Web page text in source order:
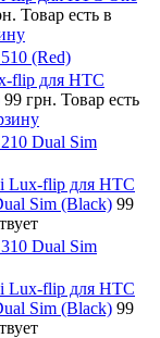
Товар есть в
(Red)
flip для HTC
99 грн. Товар есть
Dual Sim
Lux-flip для HTC
Sim (Black) 99
Dual Sim
Lux-flip для HTC
Sim (Black) 99